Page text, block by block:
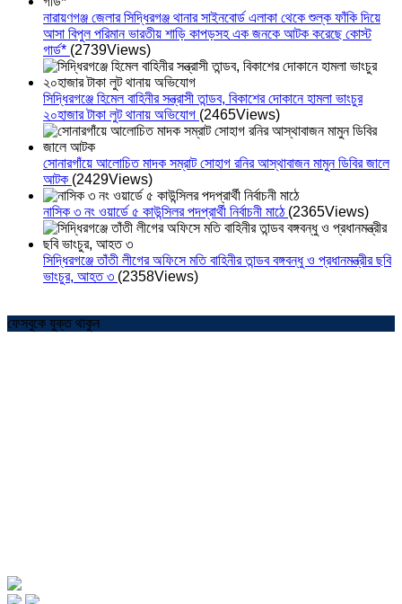
নারায়ণগঞ্জ জেলার সিদ্ধিরগঞ্জ থানার সাইনবোর্ড এলাকা থেকে শুল্ক ফাঁকি দিয়ে
আসা বিপুল পরিমান ভারতীয় শাড়ি কাপড়সহ এক জনকে আটক করেছে কোস্ট
গার্ড* (2739Views)
সিদ্ধিরগঞ্জে হিমেল বাহিনীর সন্ত্রাসী তান্ডব, বিকাশের দোকানে হামলা ভাংচুর
২০হাজার টাকা লুট থানায় অভিযোগ (2465Views)
সোনারগাঁয়ে আলোচিত মাদক সম্রাট সোহাগ রনির আস্থাবাজন মামুন ডিবির জালে
আটক (2429Views)
নাসিক ৩ নং ওয়ার্ডে ৫ কাউন্সিলর পদপ্রার্থী নির্বাচনী মাঠে (2365Views)
সিদ্ধিরগঞ্জে তাঁতী লীগের অফিসে মতি বাহিনীর তান্ডব বঙ্গবন্ধু ও প্রধানমন্ত্রীর ছবি
ভাংচুর, আহত ৩ (2358Views)
ফেসবুকে যুক্ত থাকুন